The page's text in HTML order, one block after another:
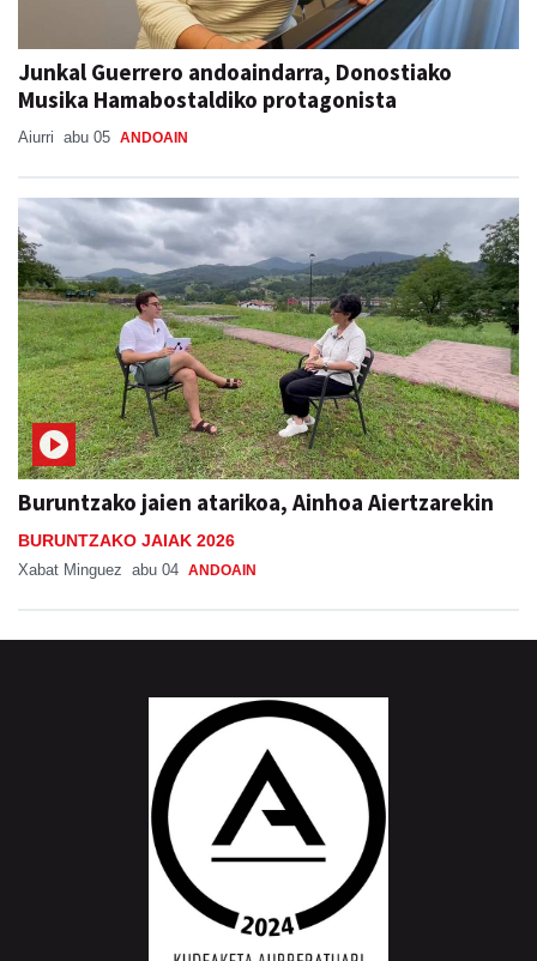
Junkal Guerrero andoaindarra, Donostiako
Musika Hamabostaldiko protagonista
Aiurri abu 05 ANDOAIN
Buruntzako jaien atarikoa, Ainhoa Aiertzarekin
BURUNTZAKO JAIAK 2026
Xabat Minguez abu 04 ANDOAIN